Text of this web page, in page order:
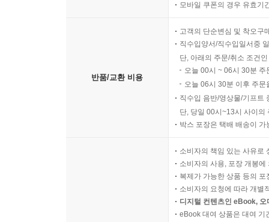
모바일 쿠폰의 경우 유효기
반품/교환 비용
고객의 단순변심 및 착오구
직수입양서/직수입일서중
단, 아래의 주문/취소 조건
오늘 00시 ~ 06시 30분
오늘 06시 30분 이후 주
직수입 음반/영상물/기프트
단, 당일 00시~13시 사이의
박스 포장은 택배 배송이
소비자의 책임 있는 사유로
소비자의 사용, 포장 개봉
복제가 가능한 상품 등의
소비자의 요청에 따라 개별
디지털 컨텐츠인 eBook,
eBook 대여 상품은 대여 기